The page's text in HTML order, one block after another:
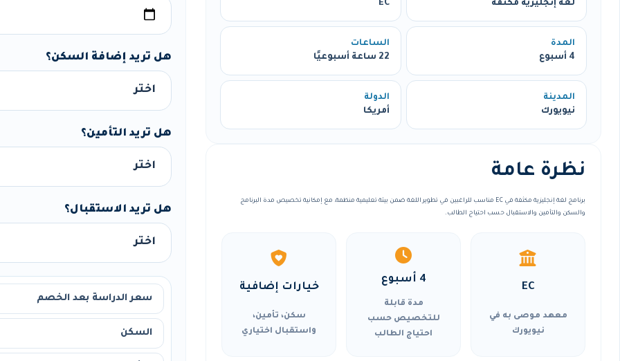
لغة إنجليزية مكثفة
EC
المدة
4 أسبوع
الساعات
22 ساعة أسبوعيًا
المدينة
نيويورك
الدولة
أمريكا
نظرة عامة
برنامج لغة إنجليزية مكثفة في EC مناسب للراغبين في تطوير اللغة ضمن بيئة تعليمية منظمة، مع إمكانية تخصيص مدة البرنامج
والسكن والتأمين والاستقبال حسب احتياج الطالب.
EC
معهد موصى به في
نيويورك
4 أسبوع
مدة قابلة
للتخصيص حسب
احتياج الطالب
خيارات إضافية
سكن، تأمين،
واستقبال اختياري
هل تريد إضافة السكن؟
هل تريد التأمين؟
هل تريد الاستقبال؟
سعر الدراسة بعد الخصم
السكن